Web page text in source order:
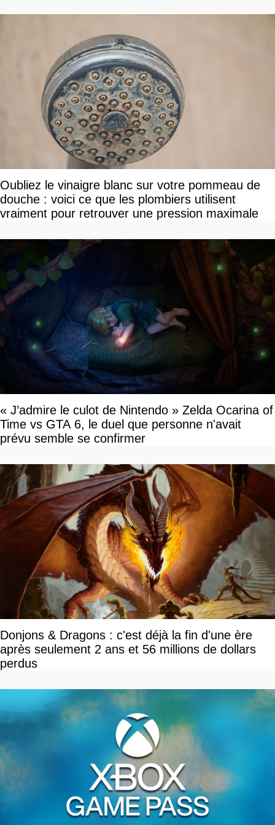
Oubliez le vinaigre blanc sur votre pommeau de
douche : voici ce que les plombiers utilisent
vraiment pour retrouver une pression maximale
« J’admire le culot de Nintendo » Zelda Ocarina of
Time vs GTA 6, le duel que personne n'avait
prévu semble se confirmer
Donjons & Dragons : c'est déjà la fin d'une ère
après seulement 2 ans et 56 millions de dollars
perdus